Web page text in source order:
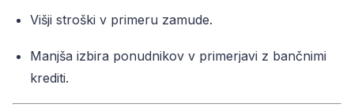
Višji stroški v primeru zamude.
Manjša izbira ponudnikov v primerjavi z bančnimi
krediti.